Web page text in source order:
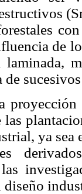
de
laminada,
las
ya sea